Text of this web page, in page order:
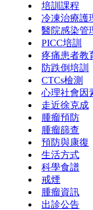
培訓課程
冷凍治療護
醫院感染管
PICC培訓
疼痛患者教
防跌倒培訓
CTCs檢測
心理社會因
走近徐克成
腫瘤預防
腫瘤篩查
預防與康復
生活方式
科學食譜
戒煙
腫瘤資訊
出診公告